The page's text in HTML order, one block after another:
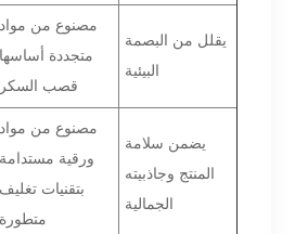
مصنوع من مواد
متجددة أساسها
قصب السكر
يقلل من البصمة
البيئية
مصنوع من مواد
ورقية مستدامة
بتقنيات تغليف
متطورة
يضمن سلامة
المنتج وجاذبيته
الجمالية